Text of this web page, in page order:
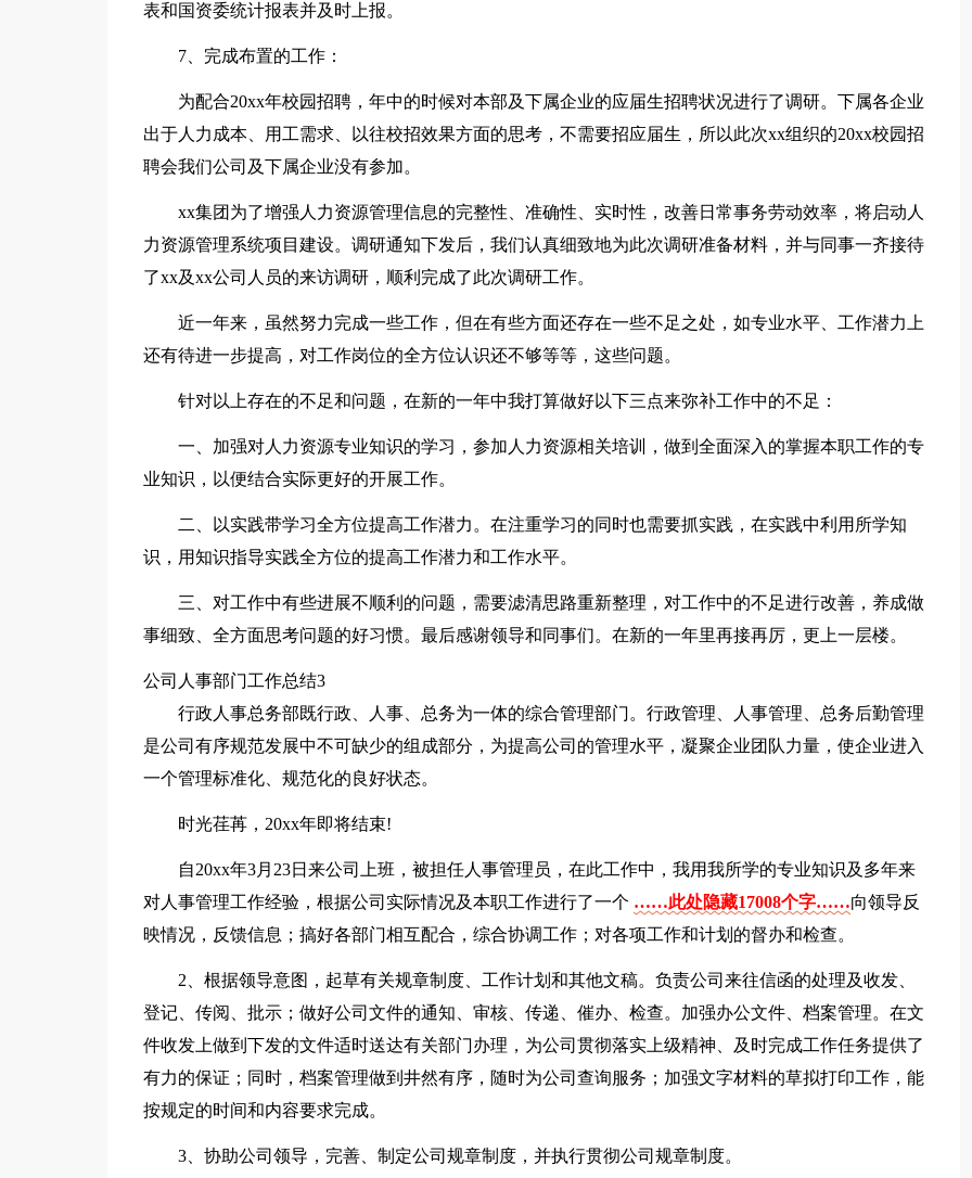
表和国资委统计报表并及时上报。
7、完成布置的工作：
为配合20xx年校园招聘，年中的时候对本部及下属企业的应届生招聘状况进行了调研。下属各企业
出于人力成本、用工需求、以往校招效果方面的思考，不需要招应届生，所以此次xx组织的20xx校园招
聘会我们公司及下属企业没有参加。
xx集团为了增强人力资源管理信息的完整性、准确性、实时性，改善日常事务劳动效率，将启动人
力资源管理系统项目建设。调研通知下发后，我们认真细致地为此次调研准备材料，并与同事一齐接待
了xx及xx公司人员的来访调研，顺利完成了此次调研工作。
近一年来，虽然努力完成一些工作，但在有些方面还存在一些不足之处，如专业水平、工作潜力上
还有待进一步提高，对工作岗位的全方位认识还不够等等，这些问题。
针对以上存在的不足和问题，在新的一年中我打算做好以下三点来弥补工作中的不足：
一、加强对人力资源专业知识的学习，参加人力资源相关培训，做到全面深入的掌握本职工作的专
业知识，以便结合实际更好的开展工作。
二、以实践带学习全方位提高工作潜力。在注重学习的同时也需要抓实践，在实践中利用所学知
识，用知识指导实践全方位的提高工作潜力和工作水平。
三、对工作中有些进展不顺利的问题，需要滤清思路重新整理，对工作中的不足进行改善，养成做
事细致、全方面思考问题的好习惯。最后感谢领导和同事们。在新的一年里再接再厉，更上一层楼。
公司人事部门工作总结3
行政人事总务部既行政、人事、总务为一体的综合管理部门。行政管理、人事管理、总务后勤管理
是公司有序规范发展中不可缺少的组成部分，为提高公司的管理水平，凝聚企业团队力量，使企业进入
一个管理标准化、规范化的良好状态。
时光荏苒，20xx年即将结束!
自20xx年3月23日来公司上班，被担任人事管理员，在此工作中，我用我所学的专业知识及多年来
对人事管理工作经验，根据公司实际情况及本职工作进行了一个 ……此处隐藏17008个字……向领导反
映情况，反馈信息；搞好各部门相互配合，综合协调工作；对各项工作和计划的督办和检查。
2、根据领导意图，起草有关规章制度、工作计划和其他文稿。负责公司来往信函的处理及收发、
登记、传阅、批示；做好公司文件的通知、审核、传递、催办、检查。加强办公文件、档案管理。在文
件收发上做到下发的文件适时送达有关部门办理，为公司贯彻落实上级精神、及时完成工作任务提供了
有力的保证；同时，档案管理做到井然有序，随时为公司查询服务；加强文字材料的草拟打印工作，能
按规定的时间和内容要求完成。
3、协助公司领导，完善、制定公司规章制度，并执行贯彻公司规章制度。